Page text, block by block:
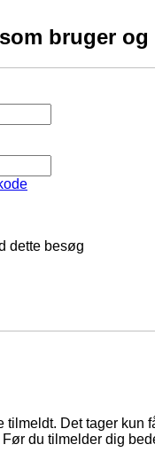
bruger
dette besøg
Det tager kun
du tilmelder dig